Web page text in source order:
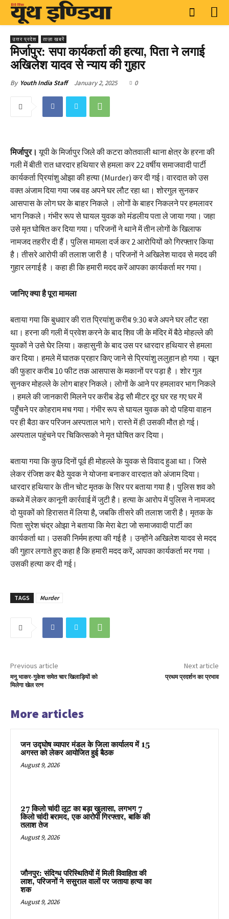
उत्तर प्रदेश ताज़ा खबरें
मिर्जापुर: सपा कार्यकर्ता की हत्या, पिता ने लगाई
अखिलेश यादव से न्याय की गुहार
By Youth India Staff January 2, 2025 0
मिर्जापुर। यूपी के मिर्जापुर जिले की कटरा कोतवाली थाना क्षेत्र के हरना की
गली में बीती रात धारदार हथियार से हमला कर 22 वर्षीय समाजवादी पार्टी
कार्यकर्ता प्रियांशु ओझा की हत्या (Murder) कर दी गई। वारदात को उस
वक्त अंजाम दिया गया जब वह अपने घर लौट रहा था। शोरगुल सुनकर
आसपास के लोग घर के बाहर निकले । लोगों के बाहर निकलने पर हमलावर
भाग निकले। गंभीर रूप से घायल युवक को मंडलीय पता ले जाया गया। जहा
उसे मृत घोषित कर दिया गया। परिजनों ने थाने में तीन लोगों के खिलाफ
नामजद तहरीर दी हैं। पुलिस मामला दर्ज कर 2 आरोपियों को गिरफ्तार किया
है। तीसरे आरोपी की तलाश जारी है । परिजनों ने अखिलेश यादव से मदद की
गुहार लगाई है । कहा ही कि हमारी मदद करें आपका कार्यकर्ता मर गया।
जानिए क्या है पूरा मामला
बताया गया कि बुधवार की रात प्रियांशु करीब 9:30 बजे अपने घर लौट रहा
था। हरना की गली में प्रवेश करने के बाद शिव जी के मंदिर में बैठे मोहल्ले की
युवकों ने उसे घेर लिया। कहासुनी के बाद उस पर धारदार हथियार से हमला
कर दिया। हमले में घातक प्रहार किए जाने से प्रियांशु ललुहान हो गया । खून
की फुहार करीब 10 फीट तक आसपास के मकानों पर पड़ा है । शोर गुल
सुनकर मोहल्ले के लोग बाहर निकले। लोगों के आने पर हमलावर भाग निकले
। हमले की जानकारी मिलने पर करीब डेढ़ सौ मीटर दूर घर रह गए घर में
पहुँचने पर कोहराम मच गया। गंभीर रूप से घायल युवक को दो पहिया वाहन
पर ही बैठा कर परिजन अस्पताल भागे। रास्ते में ही उसकी मौत हो गई।
अस्पताल पहुंचने पर चिकित्सको ने मृत घोषित कर दिया।
बताया गया कि कुछ दिनों पूर्व ही मोहल्ले के युवक से विवाद हुआ था। जिसे
लेकर रंजिश कर बैठे युवक ने योजना बनाकर वारदात को अंजाम दिया।
धारदार हथियार के तीन चोट मृतक के सिर पर बताया गया है। पुलिस शव को
कब्जे में लेकर कानूनी कार्रवाई में जुटी है। हत्या के आरोप में पुलिस ने नामजद
दो युवकों को हिरासत में लिया है, जबकि तीसरे की तलाश जारी है। मृतक के
पिता सुरेश चंद्र ओझा ने बताया कि मेरा बेटा जो समाजवादी पार्टी का
कार्यकर्ता था। उसकी निर्मम हत्या की गई है । उन्होंने अखिलेश यादव से मदद
की गुहार लगाते हुए कहा है कि हमारी मदद करें, आपका कार्यकर्ता मर गया ।
उसकी हत्या कर दी गई।
TAGS Murder
Previous article
मनु भाकर-गुकेश समेत चार खिलाड़ियों को
मिलेगा खेल रत्न
Next article
प्रथम प्रदर्शन का प्रभाव
More articles
जन उद्घोष व्यापार मंडल के जिला कार्यालय में 15
अगस्त को लेकर आयोजित हुई बैठक
August 9, 2026
27 किलो चांदी लूट का बड़ा खुलासा, लगभग 7
किलो चांदी बरामद, एक आरोपी गिरफ्तार, बाकि की
तलाश तेज
August 9, 2026
जौनपुर: संदिग्ध परिस्थितियों में मिली विवाहिता की
लाश, परिजनों ने ससुराल वालों पर जताया हत्या का
शक
August 9, 2026